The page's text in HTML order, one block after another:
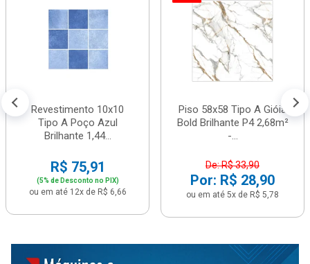
Revestimento 10x10
Tipo A Poço Azul
Brilhante 1,44...
R$ 75,91
(5% de Desconto no PIX)
ou em até 12x de R$ 6,66
Piso 58x58 Tipo A Gióia
Bold Brilhante P4 2,68m²
-...
De: R$ 33,90
Por: R$ 28,90
ou em até 5x de R$ 5,78